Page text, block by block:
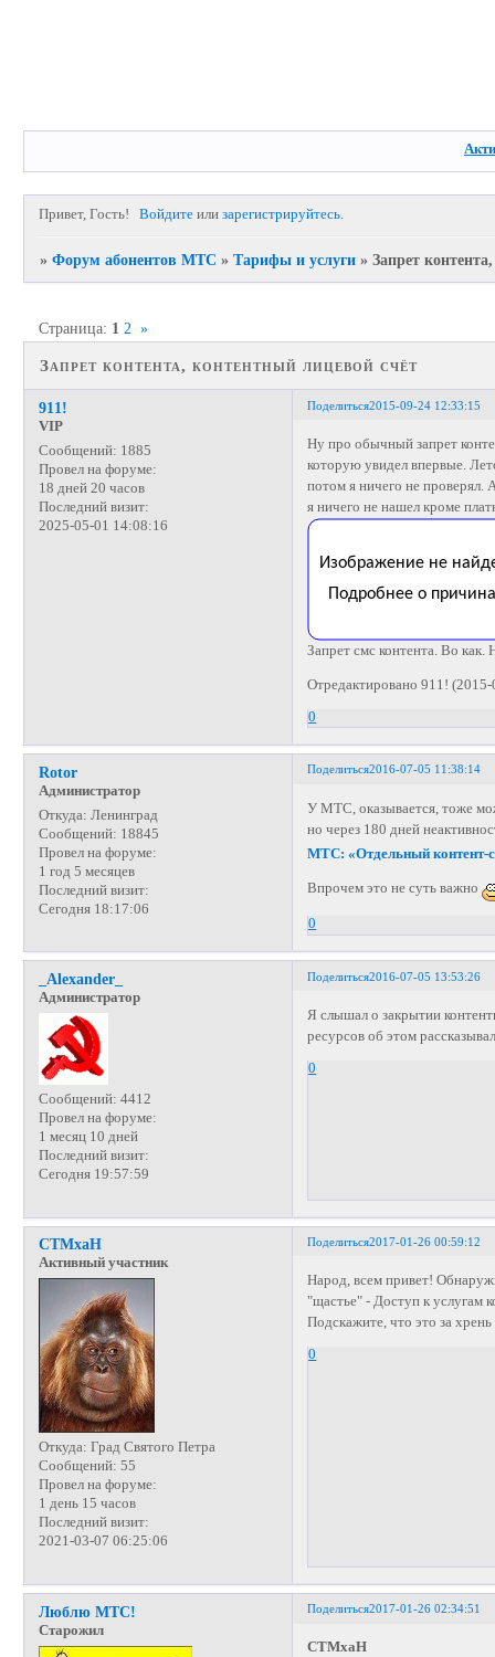
Привет, Гость! Войдите илизарегистрируйтесь.
»Форум абонентов МТС »Тарифы и услуги »Запрет
Запрет контента, контентный лицевой счёт
Страница: 1 2 »
Поделиться2015-09-24 12:33:15
911!
VIP
Сообщений: 1885
Провел на форуме:
18 дней 20 часов
Последний визит:
2025-05-01 14:08:16
Ну про обычный запрет
которую увидел впервые.
потом я ничего не проверял.
я ничего не нашел кроме
Запрет смс контента. Во
Отредактировано 911!
0
Поделиться2016-07-05 11:38:14
Rotor
Администратор
Откуда: Ленинград
Сообщений: 18845
Провел на форуме:
1 год 5 месяцев
Последний визит:
Сегодня 18:17:06
У МТС, оказывается, тоже
но через 180 дней
МТС: «Отдельный контент-
Впрочем это не суть важно
0
Поделиться2016-07-05 13:53:26
_Alexander_
Администратор
Сообщений: 4412
Провел на форуме:
1 месяц 10 дней
Последний визит:
Сегодня 19:57:59
Я слышал о закрытии
ресурсов об этом
0
Поделиться2017-01-26 00:59:12
СТМхаН
Активный участник
Откуда: Град Святого Петра
Сообщений: 55
Провел на форуме:
1 день 15 часов
Последний визит:
2021-03-07 06:25:06
Народ, всем привет!
"щастье" - Доступ к услугам
Подскажите, что это за
0
Поделиться2017-01-26 02:34:51
Люблю МТС!
Старожил
СТМхаН